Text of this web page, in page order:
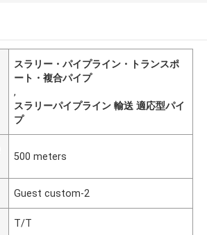
スラリー・パイプライン・トランスポ
ート・複合パイプ
,
スラリーパイプライン 輸送 適応型パイ
プ
500 meters
Guest custom-2
T/T